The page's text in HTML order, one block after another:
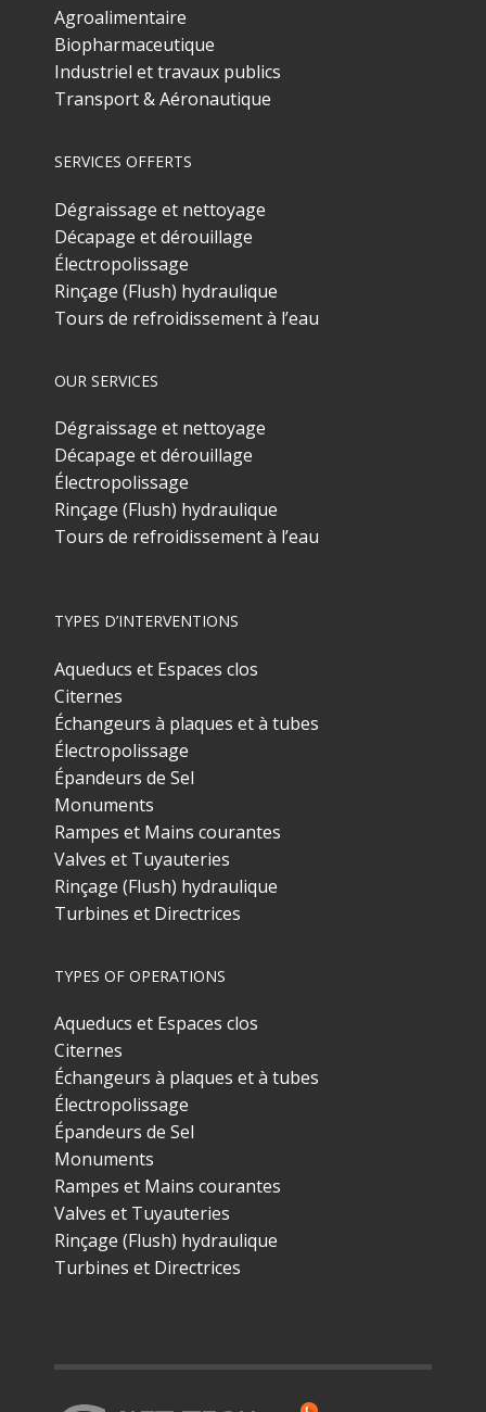
Agroalimentaire
Biopharmaceutique
Industriel et travaux publics
Transport & Aéronautique
SERVICES OFFERTS
Dégraissage et nettoyage
Décapage et dérouillage
Électropolissage
Rinçage (Flush) hydraulique
Tours de refroidissement à l’eau
OUR SERVICES
Dégraissage et nettoyage
Décapage et dérouillage
Électropolissage
Rinçage (Flush) hydraulique
Tours de refroidissement à l’eau
TYPES D’INTERVENTIONS
Aqueducs et Espaces clos
Citernes
Échangeurs à plaques et à tubes
Électropolissage
Épandeurs de Sel
Monuments
Rampes et Mains courantes
Valves et Tuyauteries
Rinçage (Flush) hydraulique
Turbines et Directrices
TYPES OF OPERATIONS
Aqueducs et Espaces clos
Citernes
Échangeurs à plaques et à tubes
Électropolissage
Épandeurs de Sel
Monuments
Rampes et Mains courantes
Valves et Tuyauteries
Rinçage (Flush) hydraulique
Turbines et Directrices